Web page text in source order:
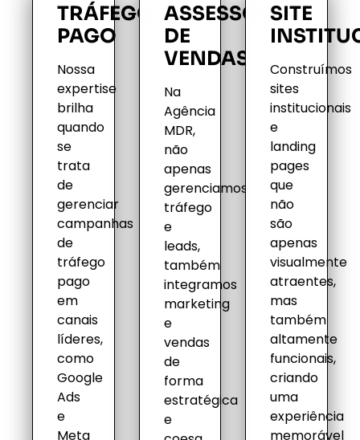
TRÁFEGO
PAGO
Nossa
expertise
brilha
quando
se
trata
de
gerenciar
campanhas
de
tráfego
pago
em
canais
líderes,
como
Google
Ads
e
Meta
ASSESSORIA
DE
VENDAS
Na
Agência
MDR,
não
apenas
gerenciamos
tráfego
e
leads,
também
integramos
marketing
e
vendas
de
forma
estratégica
e
SITE
Construímos
sites
institucionais
e
landing
pages
que
não
são
apenas
visualmente
atraentes,
mas
também
altamente
funcionais,
criando
uma
experiência
memorável